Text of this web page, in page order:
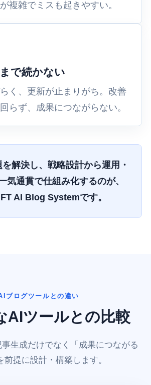
複雑でミスも起きやすい。
で続かない
く、更新が止まりがち。改善
らず、成果につながらない。
解決し、戦略設計から運用・
気通貫で仕組み化するのが、
AI Blog Systemです。
ブログツールとの違い
AIツールとの比較
事生成だけでなく「成果につながる
前提に設計・構築します。